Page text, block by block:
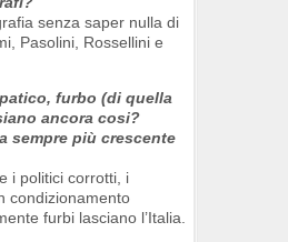
senza saper nulla di
Pasolini, Rossellini e
furbo (di quella
ancora cosi?
sempre più crescente
i politici corrotti, i
condizionamento
furbi lasciano l’Italia.